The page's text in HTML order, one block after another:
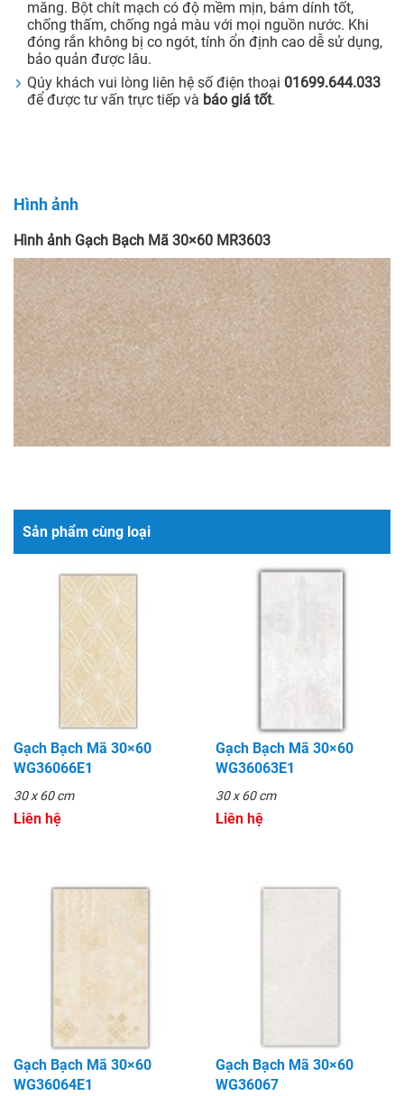
măng. Bột chít mạch có độ mềm mịn, bám dính tốt,
chống thấm, chống ngả màu với mọi nguồn nước. Khi
đóng rắn không bị co ngót, tính ổn định cao dễ sử dụng,
bảo quản được lâu.
Qúy khách vui lòng liên hệ số điện thoại 01699.644.033
để được tư vấn trực tiếp và báo giá tốt.
Hình ảnh
Hình ảnh Gạch Bạch Mã 30×60 MR3603
Sản phẩm cùng loại
Gạch Bạch Mã 30×60
WG36066E1
30 x 60 cm
Liên hệ
Gạch Bạch Mã 30×60
WG36063E1
30 x 60 cm
Liên hệ
Gạch Bạch Mã 30×60
WG36064E1
Gạch Bạch Mã 30×60
WG36067